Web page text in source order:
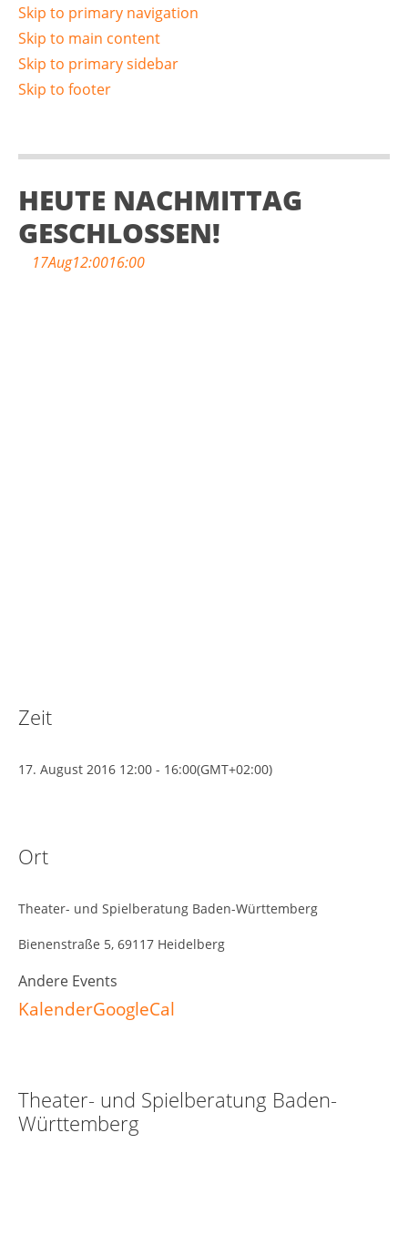
Skip to primary navigation
Skip to main content
Skip to primary sidebar
Skip to footer
HEUTE NACHMITTAG
GESCHLOSSEN!
17Aug12:0016:00
Zeit
17. August 2016 12:00 - 16:00(GMT+02:00)
Ort
Theater- und Spielberatung Baden-Württemberg
Bienenstraße 5, 69117 Heidelberg
Andere Events
KalenderGoogleCal
Theater- und Spielberatung Baden-
Württemberg